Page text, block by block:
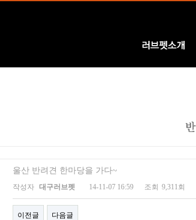
러브펫소개
울산 반려견 한마당을 가다~
작성자 대구러브펫 14-11-07 16:59 조회 9,311회
이전글 다음글